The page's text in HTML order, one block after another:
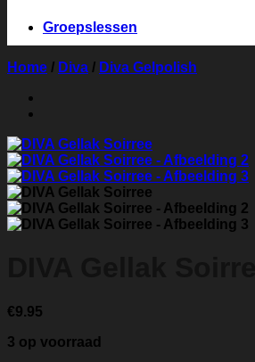
Groepslessen
Home / Diva / Diva Gelpolish
€9.95
3 op voorraad